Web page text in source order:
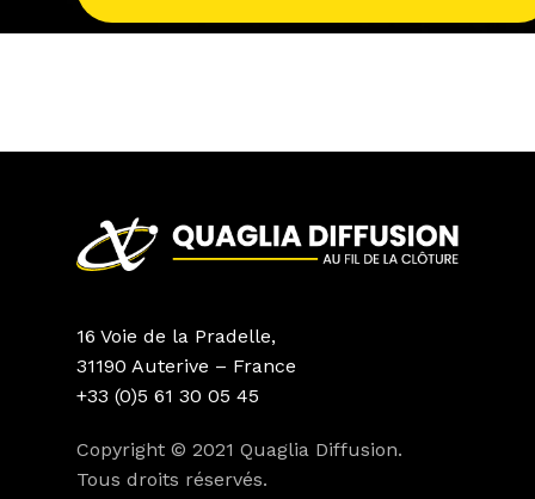
16 Voie de la Pradelle,
31190 Auterive – France
+33 (0)5 61 30 05 45
Copyright © 2021 Quaglia Diffusion.
Tous droits réservés.